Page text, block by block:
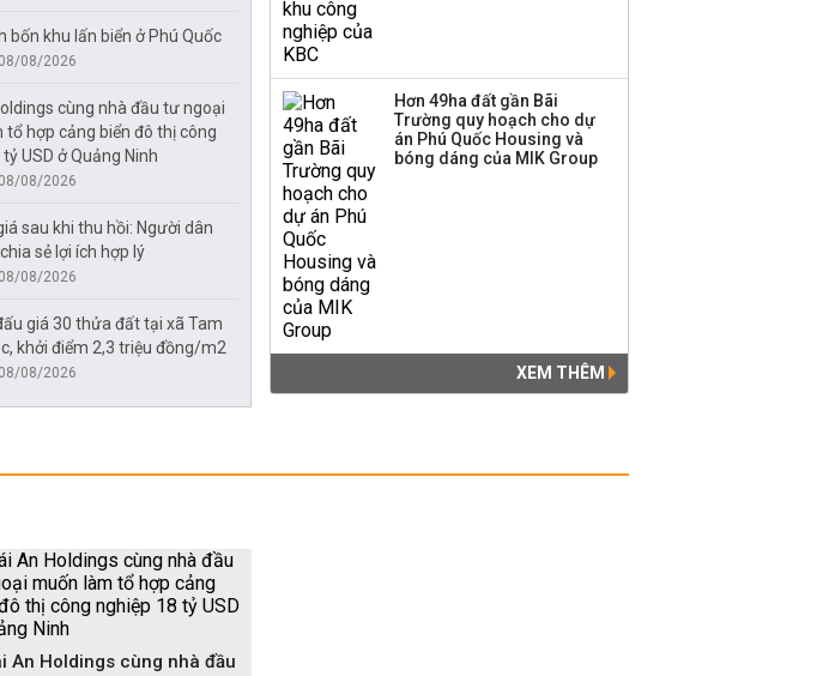
bốn khu lấn biển ở Phú Quốc
08/2026
cùng nhà đầu tư ngoại
tổ hợp cảng biển đô thị công
USD ở Quảng Ninh
08/2026
sau khi thu hồi: Người dân
sẻ lợi ích hợp lý
08/2026
giá 30 thửa đất tại xã Tam
khởi điểm 2,3 triệu đồng/m2
08/2026
Hơn 49ha đất gần Bãi
Trường quy hoạch cho dự
án Phú Quốc Housing và
bóng dáng của MIK Group
XEM THÊM
An Holdings cùng nhà đầu